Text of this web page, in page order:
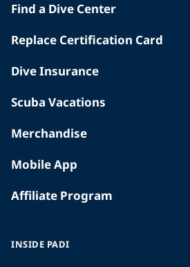
Find a Dive Center
Replace Certification Card
Dive Insurance
Scuba Vacations
Merchandise
Mobile App
Affiliate Program
INSIDE PADI